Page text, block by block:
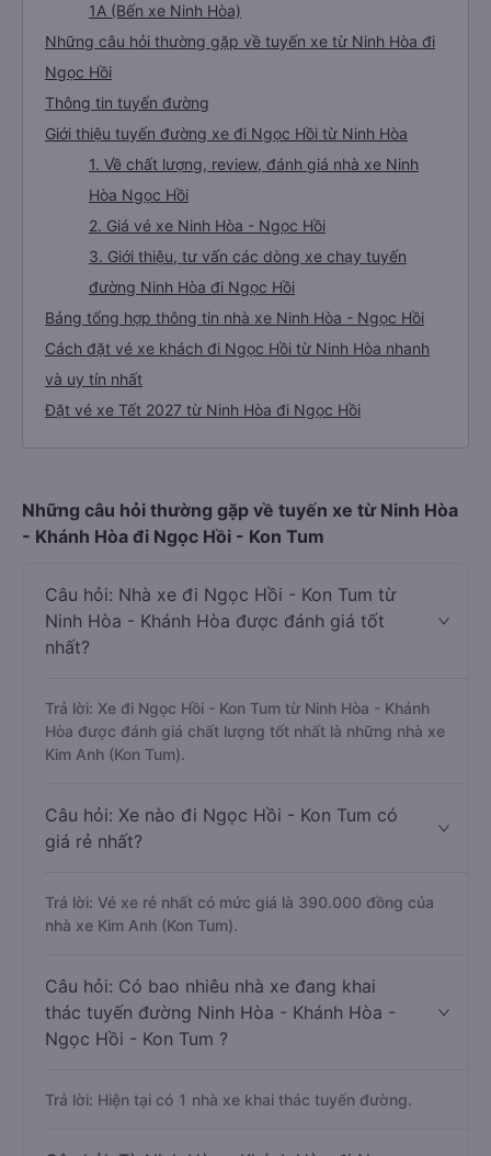
1A (Bến xe Ninh Hòa)
Những câu hỏi thường gặp về tuyến xe từ Ninh Hòa đi
Ngọc Hồi
Thông tin tuyến đường
Giới thiệu tuyến đường xe đi Ngọc Hồi từ Ninh Hòa
1. Về chất lượng, review, đánh giá nhà xe Ninh
Hòa Ngọc Hồi
2. Giá vé xe Ninh Hòa - Ngọc Hồi
3. Giới thiệu, tư vấn các dòng xe chạy tuyến
đường Ninh Hòa đi Ngọc Hồi
Bảng tổng hợp thông tin nhà xe Ninh Hòa - Ngọc Hồi
Cách đặt vé xe khách đi Ngọc Hồi từ Ninh Hòa nhanh
và uy tín nhất
Đặt vé xe Tết 2027 từ Ninh Hòa đi Ngọc Hồi
Những câu hỏi thường gặp về tuyến xe từ Ninh Hòa
- Khánh Hòa đi Ngọc Hồi - Kon Tum
Câu hỏi: Nhà xe đi Ngọc Hồi - Kon Tum từ
Ninh Hòa - Khánh Hòa được đánh giá tốt
nhất?
Trả lời: Xe đi Ngọc Hồi - Kon Tum từ Ninh Hòa - Khánh
Hòa được đánh giá chất lượng tốt nhất là những nhà xe
Kim Anh (Kon Tum).
Câu hỏi: Xe nào đi Ngọc Hồi - Kon Tum có
giá rẻ nhất?
Trả lời: Vé xe rẻ nhất có mức giá là 390.000 đồng của
nhà xe Kim Anh (Kon Tum).
Câu hỏi: Có bao nhiêu nhà xe đang khai
thác tuyến đường Ninh Hòa - Khánh Hòa -
Ngọc Hồi - Kon Tum ?
Trả lời: Hiện tại có 1 nhà xe khai thác tuyến đường.